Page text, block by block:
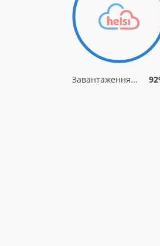
Завантаження...